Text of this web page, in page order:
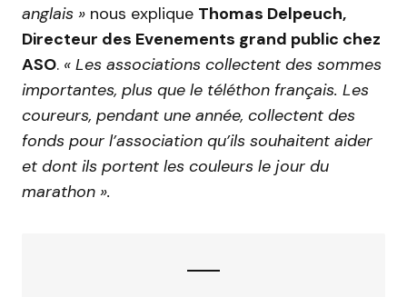
anglais » nous explique Thomas Delpeuch,
Directeur des Evenements grand public chez
ASO. « Les associations collectent des sommes
importantes, plus que le téléthon français. Les
coureurs, pendant une année, collectent des
fonds pour l’association qu’ils souhaitent aider
et dont ils portent les couleurs le jour du
marathon ».